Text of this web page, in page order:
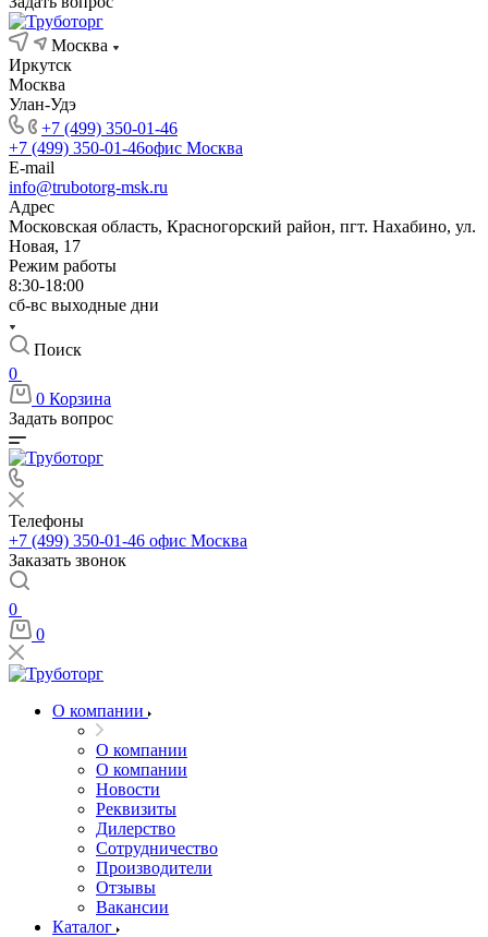
Москва
Иркутск
Москва
Улан-Удэ
+7 (499) 350-01-46
+7 (499) 350-01-46офис Москва
E-mail
info@trubotorg-msk.ru
Адрес
Московская область, Красногорский район, пгт. Нахабино, ул.
Новая, 17
Режим работы
8:30-18:00
сб-вс выходные дни
Поиск
0
0 Корзина
Задать вопрос
Телефоны
+7 (499) 350-01-46 офис Москва
Заказать звонок
0
0
О компании
О компании
О компании
Новости
Реквизиты
Дилерство
Сотрудничество
Производители
Отзывы
Вакансии
Каталог